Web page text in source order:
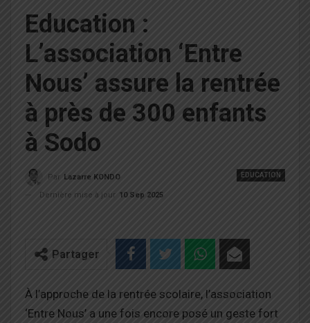
Education :
L’association ‘Entre
Nous’ assure la rentrée
à près de 300 enfants
à Sodo
EDUCATION
Par Lazarre KONDO
Dernière mise à jour 10 Sep 2025
Partager
À l’approche de la rentrée scolaire, l’association
‘Entre Nous’ a une fois encore posé un geste fort